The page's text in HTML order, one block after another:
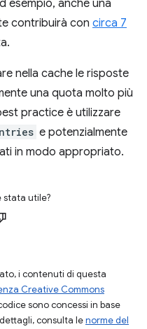
esempio, anche una
contribuirà con circa 7
nella cache le risposte
una quota molto più
practice è utilizzare
e potenzialmente
in modo appropriato.
stata utile?
i contenuti di questa
Creative Commons
sono concessi in base
consulta lenorme del